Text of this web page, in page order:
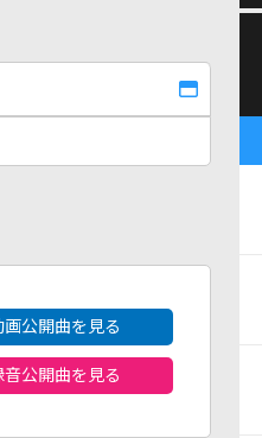
画公開曲を見る
音公開曲を見る